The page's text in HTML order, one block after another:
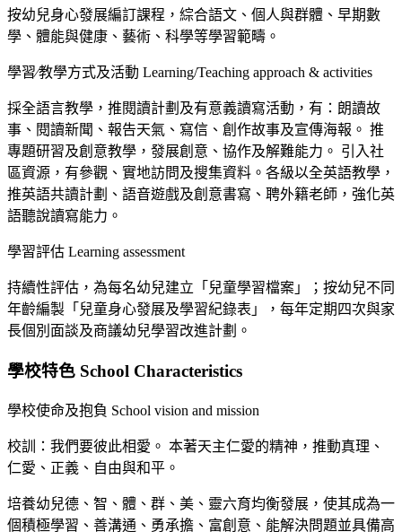
按幼兒身心發展編訂課程，綜合語文、個人與群體、早期數
學、體能與健康、藝術、科學等學習範疇。
學習∕教學方式及活動 Learning/Teaching approach & activities
採全語言教學，推閱讀計劃及有意義讀寫活動，有：朗讀故
事、閱讀新聞、報告天氣、寫信、創作故事及宣傳海報。 推
專題研習及創意教學，發展創意、協作及解難能力。 引入社
區資源，有參觀、實地訪問及搜集資料。各級以全英語教學，
推英語共讀計劃、語音遊戲及創意書寫、聘外籍老師，強化英
語聽說讀寫能力。
學習評估 Learning assessment
持續性評估，為每名幼兒建立「兒童學習檔案」；按幼兒不同
年齡編製「兒童身心發展及學習紀錄表」，每年定期四次與家
長個別面談及商議幼兒學習改進計劃。
學校特色 School Characteristics
學校使命及抱負 School vision and mission
校訓：我們要彼此相愛。 本著天主仁愛的精神，推動真理、
仁愛、正義、自由與和平。
培養幼兒德、智、體、群、美、靈六育均衡發展，使其成為一
個積極學習、善溝通、勇承擔、富創意、能解決問題並具備高